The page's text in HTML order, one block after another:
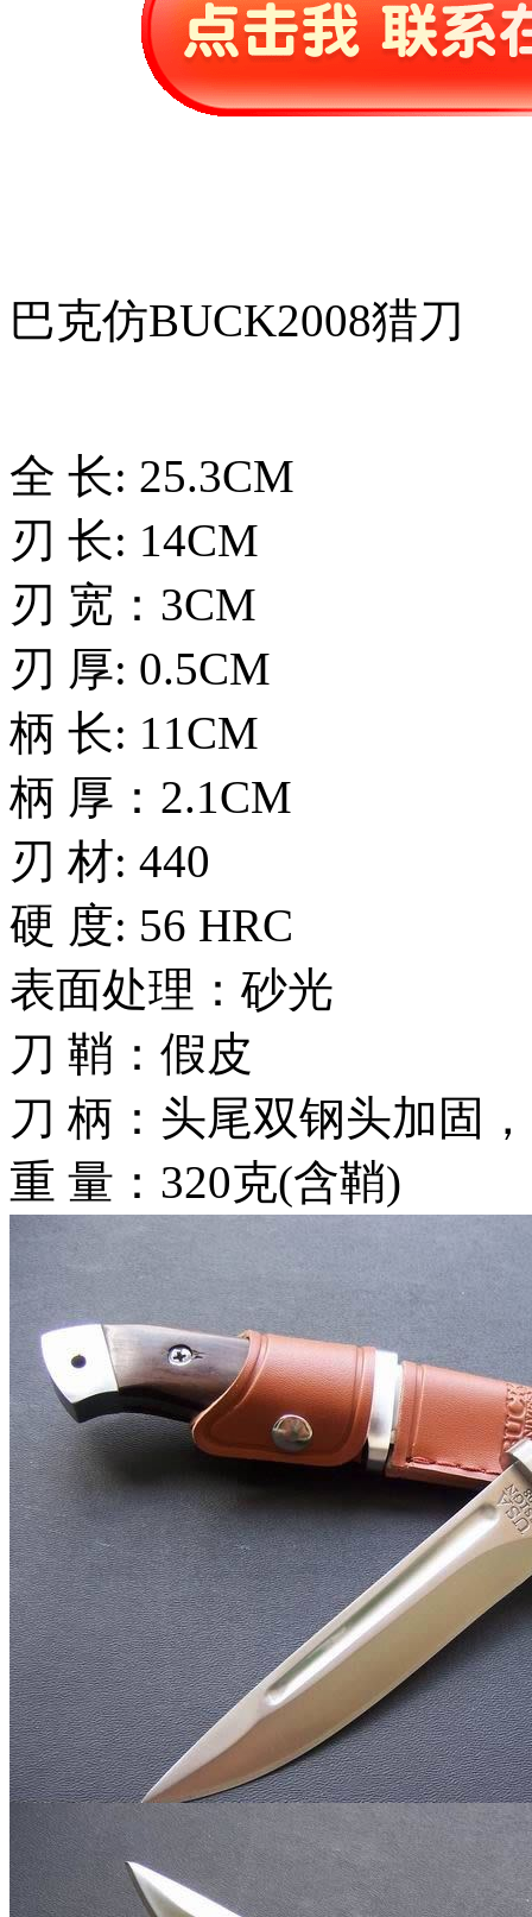
巴克仿BUCK2008猎刀
全 长: 25.3CM
刃 长: 14CM
刃 宽：3CM
刃 厚: 0.5CM
柄 长: 11CM
柄 厚：2.1CM
刃 材: 440
硬 度: 56 HRC
表面处理：砂光
刀 鞘：假皮
刀 柄：头尾双钢头加固
重 量：320克(含鞘)